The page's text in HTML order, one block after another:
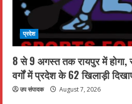
प्रदेश
8 से 9 अगस्त तक रायपुर में होगा,
वर्गों में प्रदेश के 62 खिलाड़ी
उप संपादक August 7, 2026